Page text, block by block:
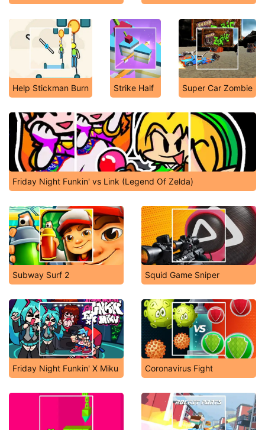
Help Stickman Burn Strike Half Super Car Zombie
Friday Night Funkin' vs Link (Legend Of Zelda)
Subway Surf 2 Squid Game Sniper
Friday Night Funkin' X Miku Coronavirus Fight